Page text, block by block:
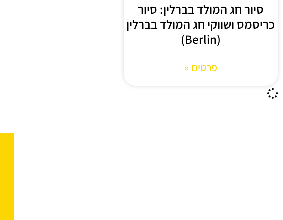
סיור חג המולד בברלין: סיור
כריסמס ושווקי חג המולד בברלין
(Berlin)
פרטים »